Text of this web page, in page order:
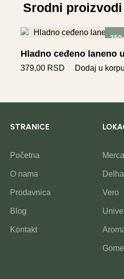
Srodni proizvodi
Hladno ceđeno laneno
379,00 RSD Dodaj u korpu
STRANICE
Početna
O nama
Prodavnica
Blog
Kontakt
Vero